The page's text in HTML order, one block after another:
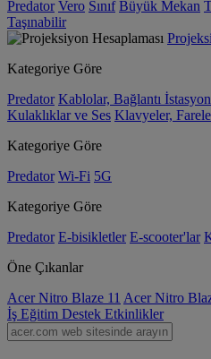
Predator Vero Sınıf Büyük Mekan
Taşınabilir
Kategoriye Göre
Predator Kablolar, Bağlantı
Kulaklıklar ve Ses Klavyeler,
Kategoriye Göre
Predator Wi-Fi 5G
Kategoriye Göre
Predator E-bisikletler E-scooter'lar
Öne Çıkanlar
Acer Nitro Blaze 11 Acer Nitro
İş Eğitim Destek Etkinlikler